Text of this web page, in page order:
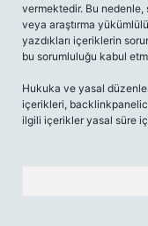
vermektedir. Bu
veya araştırma
yazdıkları içeriklerin
bu sorumluluğu kabul
Hukuka ve yasal
içerikleri,
ilgili içerikler yasal süre